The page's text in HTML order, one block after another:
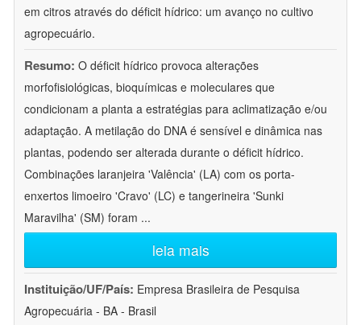
em citros através do déficit hídrico: um avanço no cultivo
agropecuário.
Resumo: O déficit hídrico provoca alterações
morfofisiológicas, bioquímicas e moleculares que
condicionam a planta a estratégias para aclimatização e/ou
adaptação. A metilação do DNA é sensível e dinâmica nas
plantas, podendo ser alterada durante o déficit hídrico.
Combinações laranjeira 'Valência' (LA) com os porta-
enxertos limoeiro 'Cravo' (LC) e tangerineira 'Sunki
Maravilha' (SM) foram ...
leia mais
Instituição/UF/País: Empresa Brasileira de Pesquisa
Agropecuária - BA - Brasil